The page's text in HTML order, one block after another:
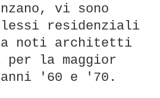
vi sono
residenziali
noti architetti
la maggior
'60 e '70.